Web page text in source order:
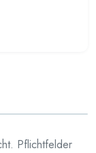
Pflichtfelder